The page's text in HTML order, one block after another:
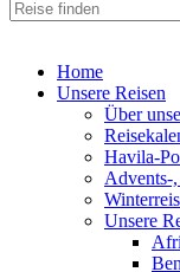
Home
Unsere Reisen
Über
Havila-
Advents-
Unsere